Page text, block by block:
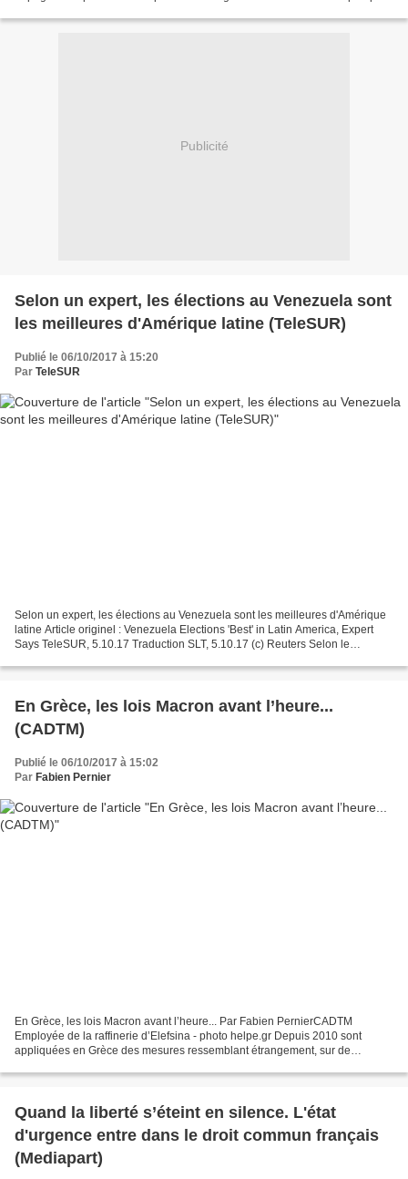
Publicité
Selon un expert, les élections au Venezuela sont
les meilleures d'Amérique latine (TeleSUR)
Publié le 06/10/2017 à 15:20
Par TeleSUR
Selon un expert, les élections au Venezuela sont les meilleures d'Amérique
latine Article originel : Venezuela Elections 'Best' in Latin America, Expert
Says TeleSUR, 5.10.17 Traduction SLT, 5.10.17 (c) Reuters Selon le
En Grèce, les lois Macron avant l’heure...
(CADTM)
Publié le 06/10/2017 à 15:02
Par Fabien Pernier
En Grèce, les lois Macron avant l’heure... Par Fabien PernierCADTM
Employée de la raffinerie d’Elefsina - photo helpe.gr Depuis 2010 sont
appliquées en Grèce des mesures ressemblant étrangement, sur de
Quand la liberté s’éteint en silence. L'état
d'urgence entre dans le droit commun français
(Mediapart)